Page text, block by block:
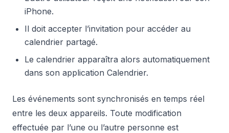
iPhone.
Il doit accepter l’invitation pour accéder au
calendrier partagé.
Le calendrier apparaîtra alors automatiquement
dans son application Calendrier.
Les événements sont synchronisés en temps réel
entre les deux appareils. Toute modification
effectuée par l’une ou l’autre personne est